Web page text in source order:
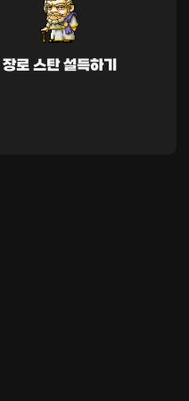
장로 스탄 설득하기